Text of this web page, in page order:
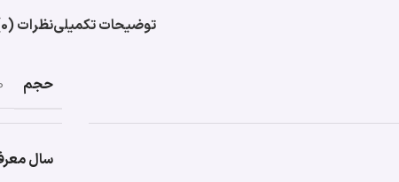
توضیحات تکمیلینظرات (0)
حجم
سال